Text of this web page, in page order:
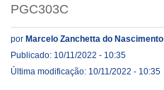
PGC303C
por Marcelo Zanchetta do Nascimento
Publicado: 10/11/2022 - 10:35
Última modificação: 10/11/2022 - 10:35